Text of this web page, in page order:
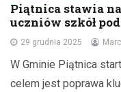
Piątnica stawia
uczniów szkół
29 grudnia 2025
W Gminie Piątnica
celem jest poprawa